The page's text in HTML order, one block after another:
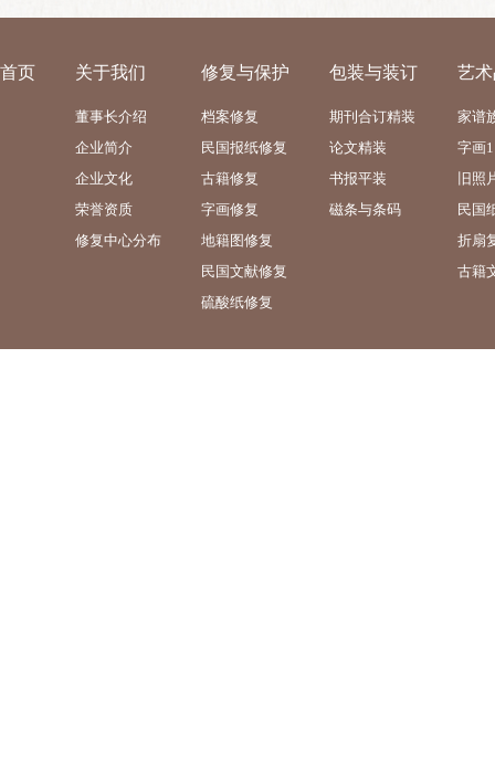
首页 关于我们
董事长介绍
企业简介
企业文化
荣誉资质
修复中心分布
修复与保护
档案修复
民国报纸修复
古籍修复
字画修复
地籍图修复
民国文献修复
硫酸纸修复
包装与装订
期刊合订精装
论文精装
书报平装
磁条与条码
艺
家谱
字画
旧照
民国
折扇
古籍